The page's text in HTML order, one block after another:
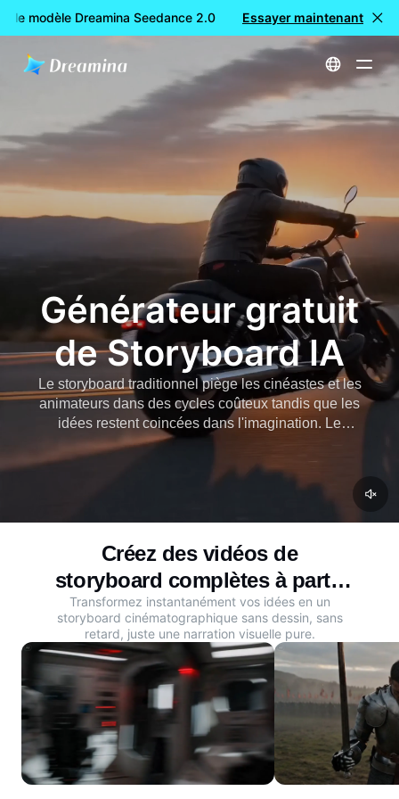
modèle Dreamina Seedance 2.0 Création de vidéos
Essayer maintenant
Accueil Créer Générateur gratuit de Storyboard IA
Générateur gratuit
de Storyboard IA
Le storyboard traditionnel piège les cinéastes et les
animateurs dans des cycles coûteux tandis que les
idées restent coincées dans l'imagination. Le
storyboard IA de Dreamina transforme les
descriptions de scènes et les images de référence
en séquences animées instantanées. Voyez votre
Créez des vidéos de
storyboard complètes à partir
de vos idées
Transformez instantanément vos idées en un
storyboard cinématographique sans dessin, sans
retard, juste une narration visuelle pure.